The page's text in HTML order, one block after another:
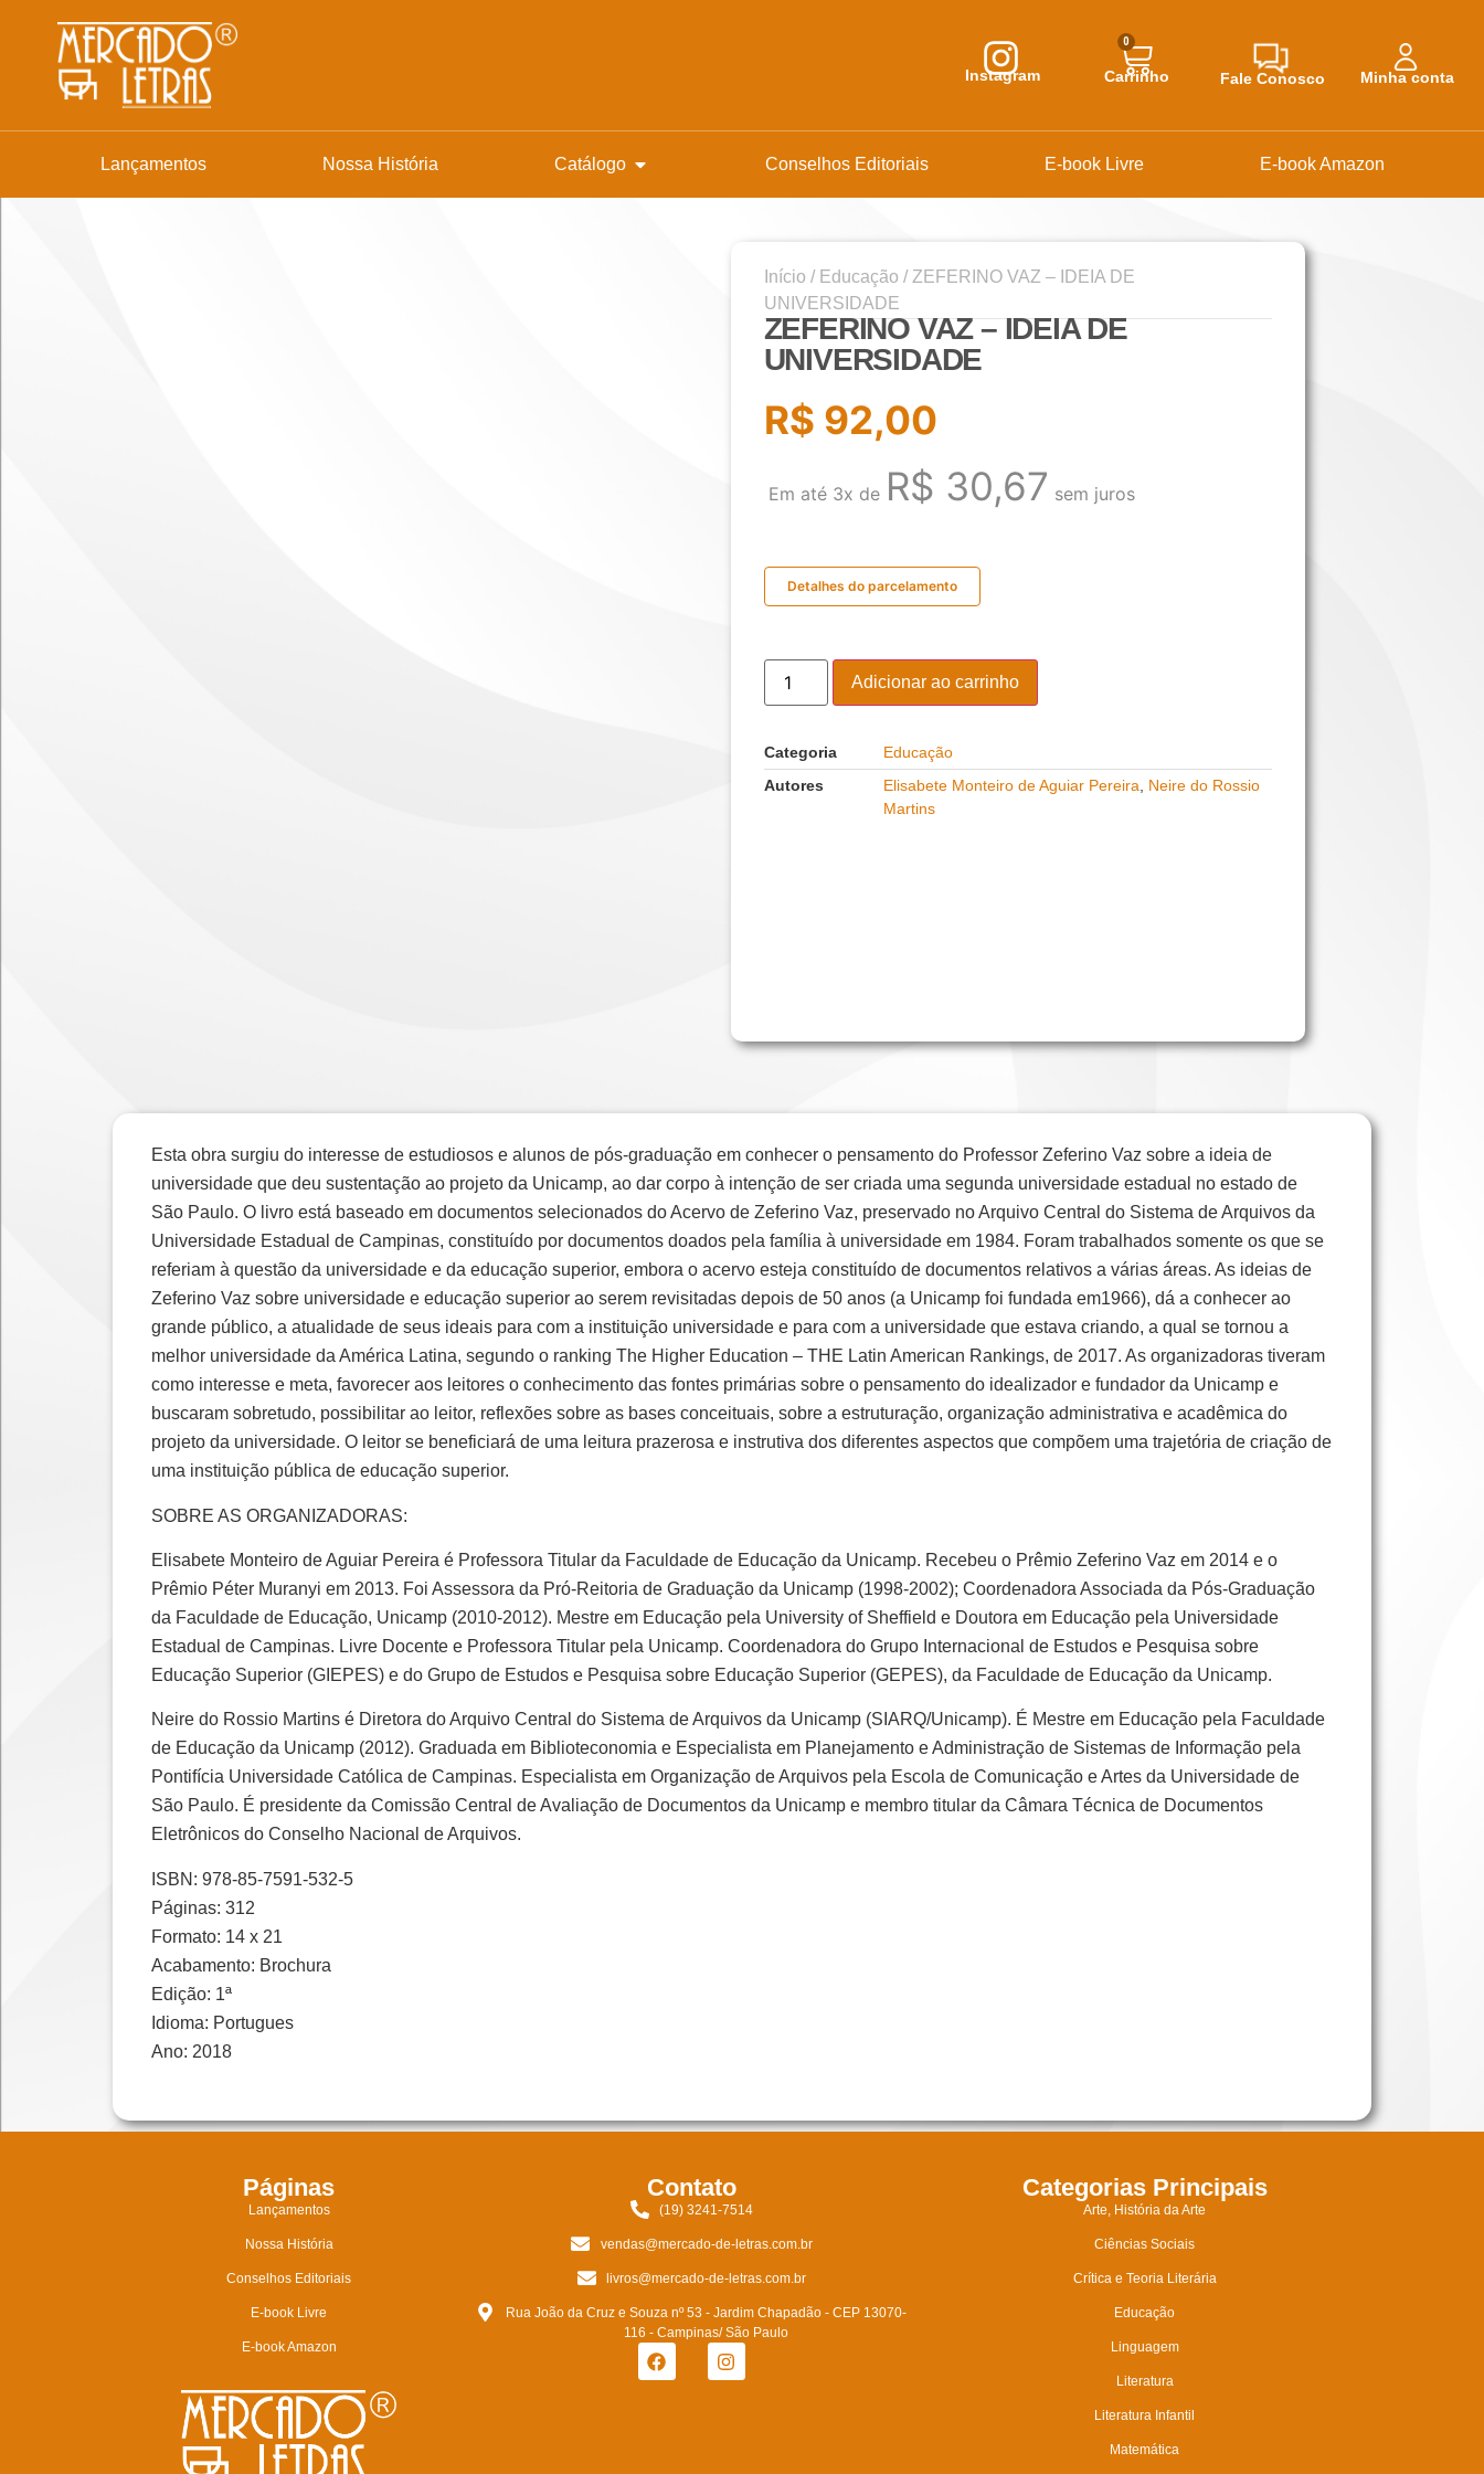
Instagram
0
Carrinho Fale Conosco Minha conta
Lançamentos Nossa História Catálogo Conselhos Editoriais E-book Livre E-book Amazon
Início / Educação / ZEFERINO VAZ – IDEIA DE
UNIVERSIDADE
ZEFERINO VAZ – IDEIA DE
UNIVERSIDADE
R$ 92,00
Em até 3x de R$ 30,67 sem juros
Detalhes do parcelamento
Adicionar ao carrinho
Categoria
Educação
Autores
Elisabete Monteiro de Aguiar Pereira
Neire do Rossio
Martins
Esta obra surgiu do interesse de estudiosos e alunos de pós-graduação em conhecer o pensamento do Professor Zeferino Vaz sobre a ideia de
universidade que deu sustentação ao projeto da Unicamp, ao dar corpo à intenção de ser criada uma segunda universidade estadual no estado de
São Paulo. O livro está baseado em documentos selecionados do Acervo de Zeferino Vaz, preservado no Arquivo Central do Sistema de Arquivos da
Universidade Estadual de Campinas, constituído por documentos doados pela família à universidade em 1984. Foram trabalhados somente os que se
referiam à questão da universidade e da educação superior, embora o acervo esteja constituído de documentos relativos a várias áreas. As ideias de
Zeferino Vaz sobre universidade e educação superior ao serem revisitadas depois de 50 anos (a Unicamp foi fundada em1966), dá a conhecer ao
grande público, a atualidade de seus ideais para com a instituição universidade e para com a universidade que estava criando, a qual se tornou a
melhor universidade da América Latina, segundo o ranking The Higher Education – THE Latin American Rankings, de 2017. As organizadoras tiveram
como interesse e meta, favorecer aos leitores o conhecimento das fontes primárias sobre o pensamento do idealizador e fundador da Unicamp e
buscaram sobretudo, possibilitar ao leitor, reflexões sobre as bases conceituais, sobre a estruturação, organização administrativa e acadêmica do
projeto da universidade. O leitor se beneficiará de uma leitura prazerosa e instrutiva dos diferentes aspectos que compõem uma trajetória de criação de
uma instituição pública de educação superior.
SOBRE AS ORGANIZADORAS:
Elisabete Monteiro de Aguiar Pereira é Professora Titular da Faculdade de Educação da Unicamp. Recebeu o Prêmio Zeferino Vaz em 2014 e o
Prêmio Péter Muranyi em 2013. Foi Assessora da Pró-Reitoria de Graduação da Unicamp (1998-2002); Coordenadora Associada da Pós-Graduação
da Faculdade de Educação, Unicamp (2010-2012). Mestre em Educação pela University of Sheffield e Doutora em Educação pela Universidade
Estadual de Campinas. Livre Docente e Professora Titular pela Unicamp. Coordenadora do Grupo Internacional de Estudos e Pesquisa sobre
Educação Superior (GIEPES) e do Grupo de Estudos e Pesquisa sobre Educação Superior (GEPES), da Faculdade de Educação da Unicamp.
Neire do Rossio Martins é Diretora do Arquivo Central do Sistema de Arquivos da Unicamp (SIARQ/Unicamp). É Mestre em Educação pela Faculdade
de Educação da Unicamp (2012). Graduada em Biblioteconomia e Especialista em Planejamento e Administração de Sistemas de Informação pela
Pontifícia Universidade Católica de Campinas. Especialista em Organização de Arquivos pela Escola de Comunicação e Artes da Universidade de
São Paulo. É presidente da Comissão Central de Avaliação de Documentos da Unicamp e membro titular da Câmara Técnica de Documentos
Eletrônicos do Conselho Nacional de Arquivos.
ISBN: 978-85-7591-532-5
Páginas: 312
Formato: 14 x 21
Acabamento: Brochura
Edição: 1ª
Idioma: Portugues
Ano: 2018
Páginas
Lançamentos
Nossa História
Conselhos Editoriais
E-book Livre
E-book Amazon
Contato
(19) 3241-7514
vendas@mercado-de-letras.com.br
livros@mercado-de-letras.com.br
Rua João da Cruz e Souza nº 53 - Jardim Chapadão - CEP 13070-
116 - Campinas/ São Paulo
Categorias Principais
Arte, História da Arte
Ciências Sociais
Crítica e Teoria Literária
Educação
Linguagem
Literatura
Literatura Infantil
Matemática